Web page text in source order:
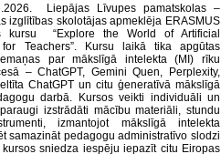
Liepājas Līvupes pamatskolas –
izglītības skolotājas apmeklēja ERASMUS
kursu “Explore the World of Artificial
Teachers”. Kursu laikā tika apgūtas
par mākslīgā intelekta (MI) rīku
– ChatGPT, Gemini Quen, Perplexity,
ChatGPT un citu ģeneratīvā mākslīgā
darbā. Kursos veikti individuāli un
izstrādāti mācību materiāli, stundu
izmantojot mākslīgā intelekta
samazināt pedagogu administratīvo slodzi
sniedza iespēju iepazīt citu Eiropas